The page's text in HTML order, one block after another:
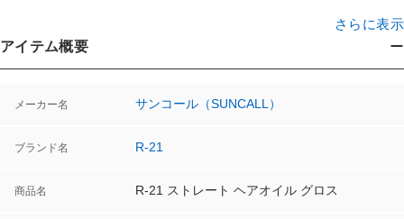
○γ-ドコサラクトン（毛髪保護成分）配合。まとまりのある髪に導
○オイルケラチン（毛髪補修成分）配合。髪のダメージを補修しま
○21種類の植物美容オイル（毛髪保護・保湿成分）配合。
使い続けることで、うねりや広がりをおさえる
さらに表示
アイテム概要
メーカー名 サンコール（SUNCALL）
ブランド名 R-21
商品名 R-21 ストレート ヘアオイル グロス